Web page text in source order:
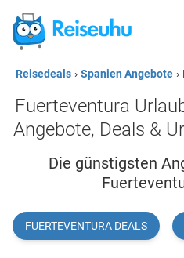
Reisedeals › Spanien Angebote ›
Fuerteventura
Angebote, Deals &
Die günstigsten
FUERTEVENTURA DEALS